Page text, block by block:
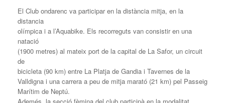
El Club ondarenc va participar en la distància mitja, en la
distancia
olímpica i a l’Aquabike. Els recorreguts van consistir en una
natació
(1900 metres) al mateix port de la capital de La Safor, un circuit
de
bicicleta (90 km) entre La Platja de Gandia i Tavernes de la
Valldigna i una carrera a peu de mitja marató (21 km) pel Passeig
Marítim de Neptú.